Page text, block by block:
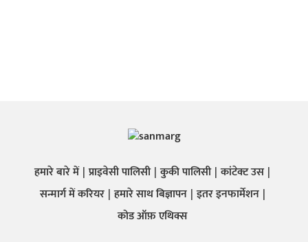
हमारे बारे में प्राइवेसी पालिसी कुकी पालिसी कांटेक्ट उस
सन्मार्ग में करियर हमारे साथ बिज्ञापन इतर इनफार्मेशन
कोड ऑफ़ एथिक्स